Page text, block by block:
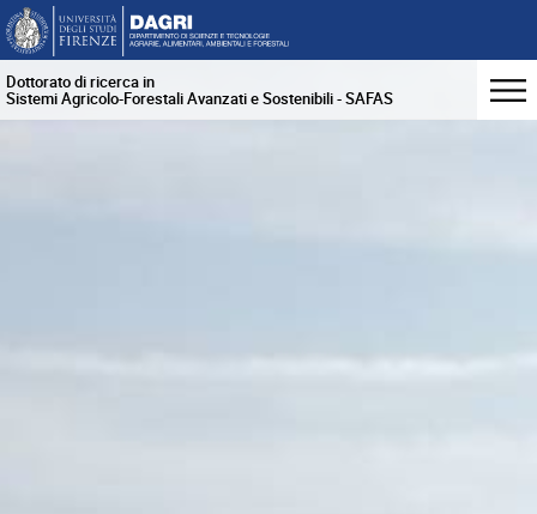
Dottorato di ricerca in
Sistemi Agricolo-Forestali Avanzati e Sostenibili - SAFAS